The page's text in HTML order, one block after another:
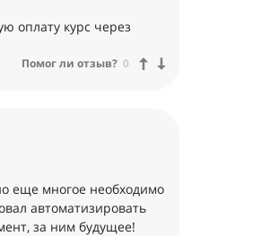
оплату курс через
Помог ли отзыв? 0
еще многое необходимо
автоматизировать
за ним будущее!